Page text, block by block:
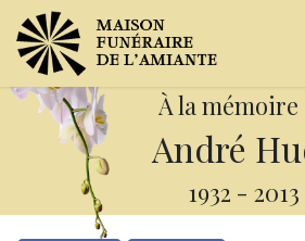
À la mémoire
André
1932 - 2013